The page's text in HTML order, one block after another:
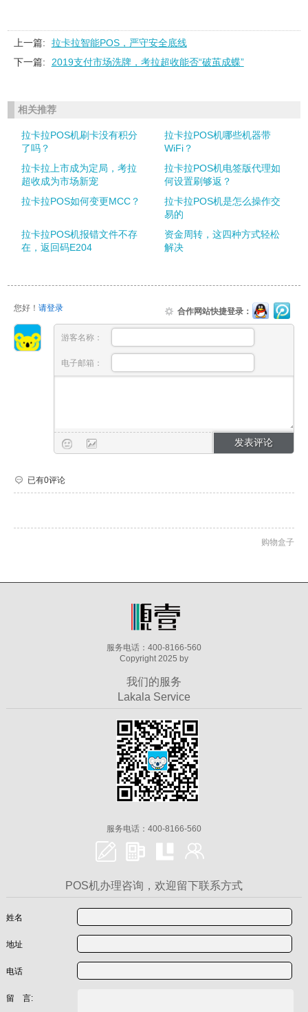
上一篇:
拉卡拉智能POS，严守安全底线
下一篇:
2019支付市场洗牌，考拉超收能否“破茧成蝶”
相关推荐
拉卡拉POS机刷卡没有积分
了吗？
拉卡拉POS机哪些机器带
WiFi？
拉卡拉上市成为定局，考拉
超收成为市场新宠
拉卡拉POS机电签版代理如
何设置刷够返？
拉卡拉POS如何变更MCC？
拉卡拉POS机是怎么操作交
易的
拉卡拉POS机报错文件不存
在，返回码E204
资金周转，这四种方式轻松
解决
您好！ 请登录 合作网站快捷登录：
游客名称：
电子邮箱：
已有0评论
购物盒子
服务电话：400-8166-560
Copyright 2025 by
我们的服务
Lakala Service
服务电话：400-8166-560
POS机办理咨询，欢迎留下联系方式
姓名
地址
电话
留 言: